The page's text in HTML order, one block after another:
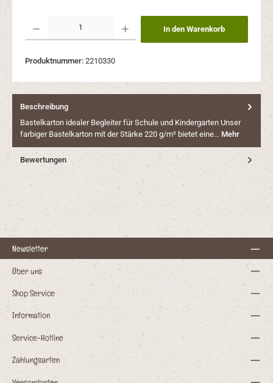
In den Warenkorb
Produktnummer: 2210330
Beschreibung
Bastelkarton idealer Begleiter für Schule und Kindergarten Unser
farbiger Bastelkarton mit der Stärke 220 g/m² bietet eine… Mehr
Bewertungen
Newsletter
Über uns
Shop Service
Information
Service-Hotline
Zahlungsarten